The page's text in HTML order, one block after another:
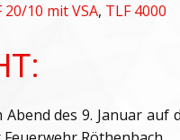
20/10 mit VSA, TLF 4000
des 9. Januar